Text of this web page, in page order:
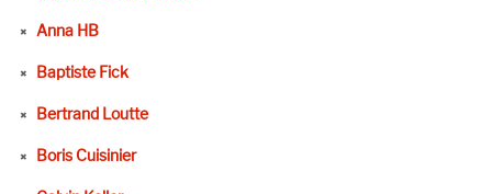
Anna HB
Baptiste Fick
Bertrand Loutte
Boris Cuisinier